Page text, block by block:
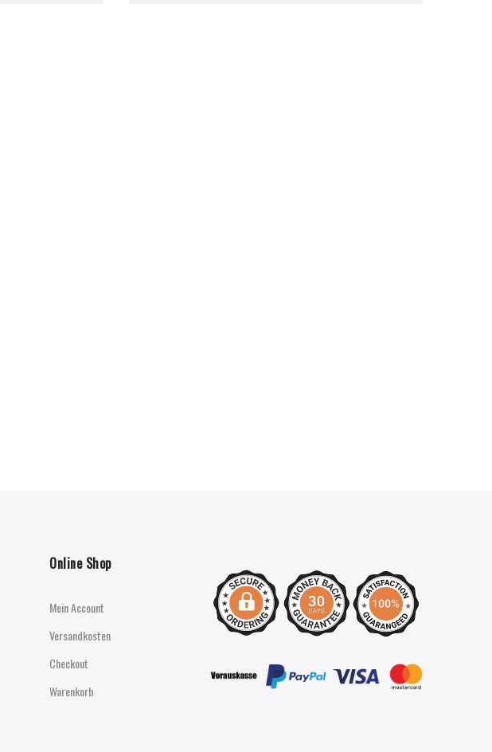
Online Shop
Mein Account
Versandkosten
Checkout
Warenkorb